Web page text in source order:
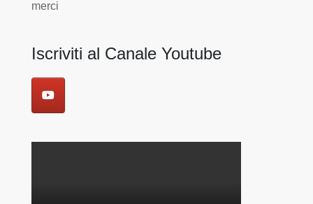
merci
Iscriviti al Canale Youtube